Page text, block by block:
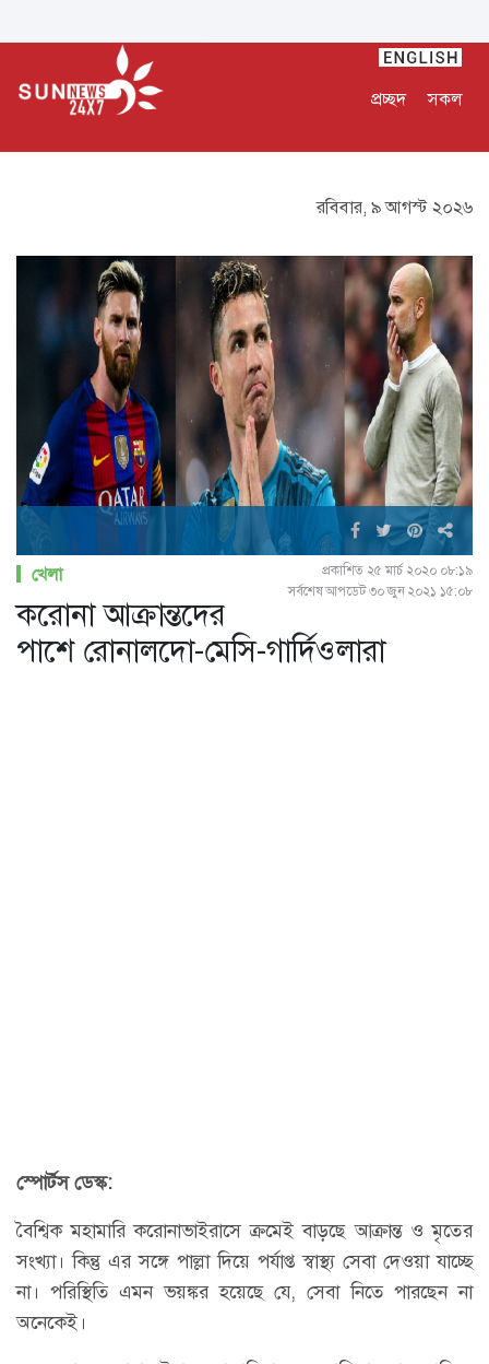
প্রচ্ছদ সকল
রবিবার, ৯ আগস্ট ২০২৬
খেলা
প্রকাশিত ২৫ মার্চ ২০২০ ০৮:১৯
সর্বশেষ আপডেট ৩০ জুন ২০২১ ১৫:০৮
করোনা আক্রান্তদের
পাশে রোনালদো-মেসি-গার্দিওলারা
স্পোর্টস ডেস্ক:
বৈশ্বিক মহামারি করোনাভাইরাসে ক্রমেই বাড়ছে আক্রান্ত ও মৃতের
সংখ্যা। কিন্তু এর সঙ্গে পাল্লা দিয়ে পর্যাপ্ত স্বাস্থ্য সেবা দেওয়া যাচ্ছে
না। পরিস্থিতি এমন ভয়ঙ্কর হয়েছে যে, সেবা নিতে পারছেন না
অনেকেই।